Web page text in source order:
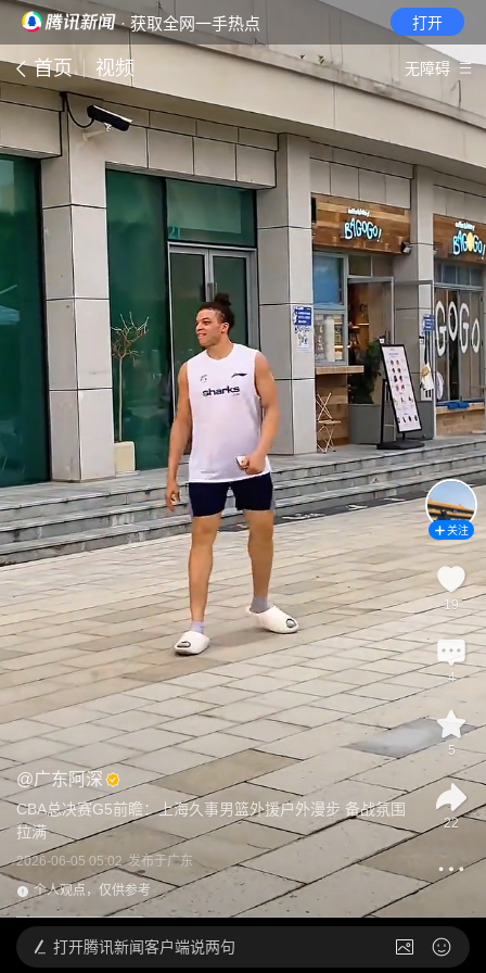
· 获取全网一手热点 打开
首页 视频 无障碍
@广东阿深
CBA总决赛G5前瞻：上海久事男篮外援户外漫步 备战氛围
拉满
2026-06-05 05:02 发布于广东
个人观点，仅供参考
关注
19
4
5
22
打开腾讯新闻客户端说两句